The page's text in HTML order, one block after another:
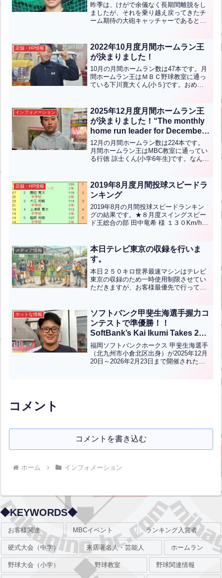
昨季は、けがで余儀なく長期間離脱をし
ましたが、それを乗り越え戻ってきたチ
ーム期待の大砲キャッチャーであるとと
います。また、バッティングセンターで
も、恵まれた体格から放た...全文はクリ
ック
店舗・HP情報
2022年10月度月間ホームラン王
が決まりました！
10月の月間ホームラン数は47本です。月
間ホームラン王はＭＢＣ野球教室に通っ
ている下川寛大くん(小５)です。おめで
インフォメーション
2025年12月度月間ホームラン王
が決まりました！“The monthly
home run leader for December
2025 has been
determined!”【ENG CHT KOR
JPN】
12月の月間ホームラン数は224本です。
月間ホームラン王はMBC教室に通ってい
る行徳 諒士くん(小学6年生)です。なんと
home runs in ...全文はクリック
店舗・HP情報
2019年8月度月間投球スピードラ
ンキング
2019年8月の月間投球スピードランキン
グの結果です。★８月度スイングスピー
ド王総合の部 田中竜希 様 １３０Km/h中
隆之助 君 １０９Km/h 穴生少年野...全文
はクリック
メディア情報
本日テレビ東京の収録を行いま
す。
本日２５０キロ世界最速マシンはテレビ
東京の収録のため一時使用制限させてい
ただきますが、お客様最優先で行ってま
ホットな情報
ソフトバンク甲斐生海選手握力コ
ンテストで準優勝！！
SoftBank’s Kai Ikumi Takes 2nd
Place in Grip Strength Contest!
【ENG CHT KOR JPN】
福岡ソフトバンクホークス 甲斐生海選手
（北九州市小倉北区出身）が2025年12月
20日～2026年2月23日まで開催された冬
コメント
コメントを書き込む
ホーム インフォメーション
◆KEYWORDS◆
お客様関連 MBCイベント ランキング入賞者
硬式大会（中学） 来店著名人・芸能人 ホームラン
野球大会（小学） 野球教室 野球関連情報